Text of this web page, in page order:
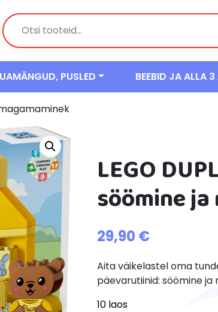
PUSLED BEEBID JA ALLA 3
LEGO
söömine
29,90 €
Aita väikelastel oma
päevarutiinid: söömine
10 laos